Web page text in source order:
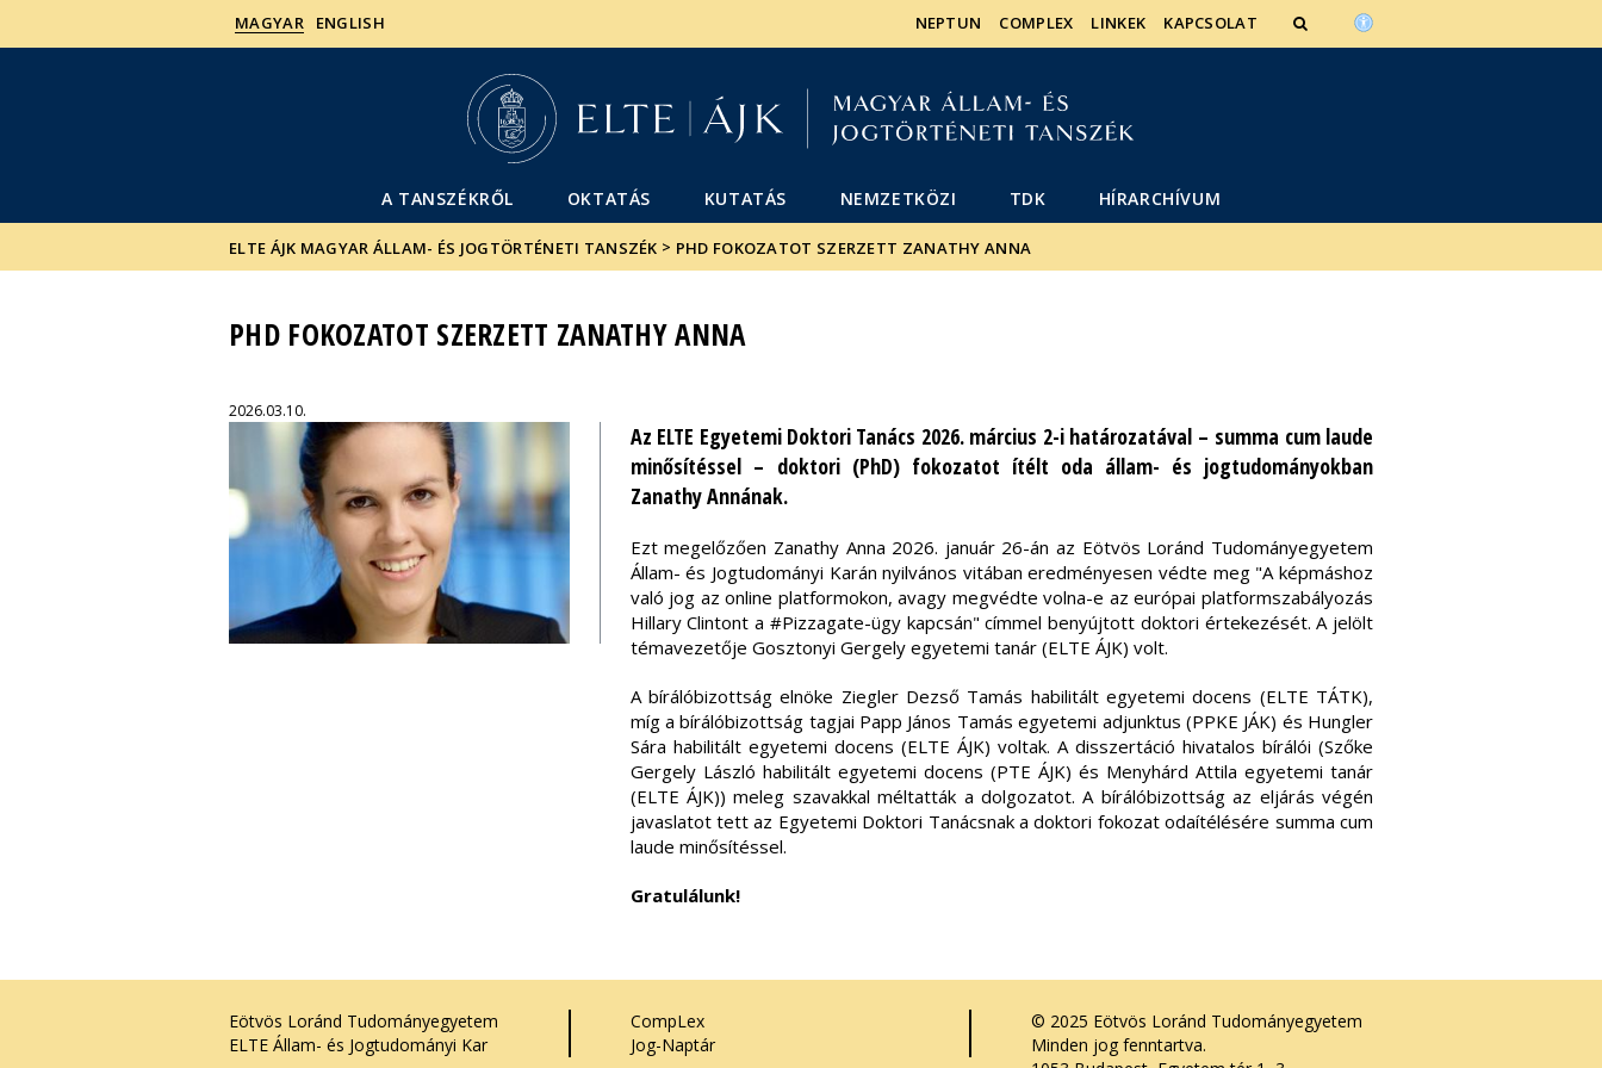
MAGYAR ENGLISH NEPTUN COMPLEX LINKEK KAPCSOLAT
A TANSZÉKRŐL OKTATÁS KUTATÁS NEMZETKÖZI TDK HÍRARCHÍVUM
ELTE ÁJK MAGYAR ÁLLAM- ÉS JOGTÖRTÉNETI TANSZÉK > PHD FOKOZATOT SZERZETT ZANATHY ANNA
PHD FOKOZATOT SZERZETT ZANATHY ANNA
2026.03.10.
Az ELTE Egyetemi Doktori Tanács 2026. március 2-i határozatával – summa cum laude
minősítéssel – doktori (PhD) fokozatot ítélt oda állam- és jogtudományokban
Zanathy Annának.
Ezt megelőzően Zanathy Anna 2026. január 26-án az Eötvös Loránd Tudományegyetem
Állam- és Jogtudományi Karán nyilvános vitában eredményesen védte meg "A képmáshoz
való jog az online platformokon, avagy megvédte volna-e az európai platformszabályozás
Hillary Clintont a #Pizzagate-ügy kapcsán" címmel benyújtott doktori értekezését. A jelölt
témavezetője Gosztonyi Gergely egyetemi tanár (ELTE ÁJK) volt.
A bírálóbizottság elnöke Ziegler Dezső Tamás habilitált egyetemi docens (ELTE TÁTK),
míg a bírálóbizottság tagjai Papp János Tamás egyetemi adjunktus (PPKE JÁK) és Hungler
Sára habilitált egyetemi docens (ELTE ÁJK) voltak. A disszertáció hivatalos bírálói (Szőke
Gergely László habilitált egyetemi docens (PTE ÁJK) és Menyhárd Attila egyetemi tanár
(ELTE ÁJK)) meleg szavakkal méltatták a dolgozatot. A bírálóbizottság az eljárás végén
javaslatot tett az Egyetemi Doktori Tanácsnak a doktori fokozat odaítélésére summa cum
laude minősítéssel.
Gratulálunk!
Eötvös Loránd Tudományegyetem
ELTE Állam- és Jogtudományi Kar
CompLex
Jog-Naptár
© 2025 Eötvös Loránd Tudományegyetem
Minden jog fenntartva.